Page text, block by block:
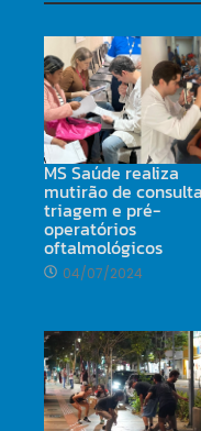
MS Saúde realiza
mutirão de
triagem e pré-
operatórios
oftalmológicos
04/07/2024